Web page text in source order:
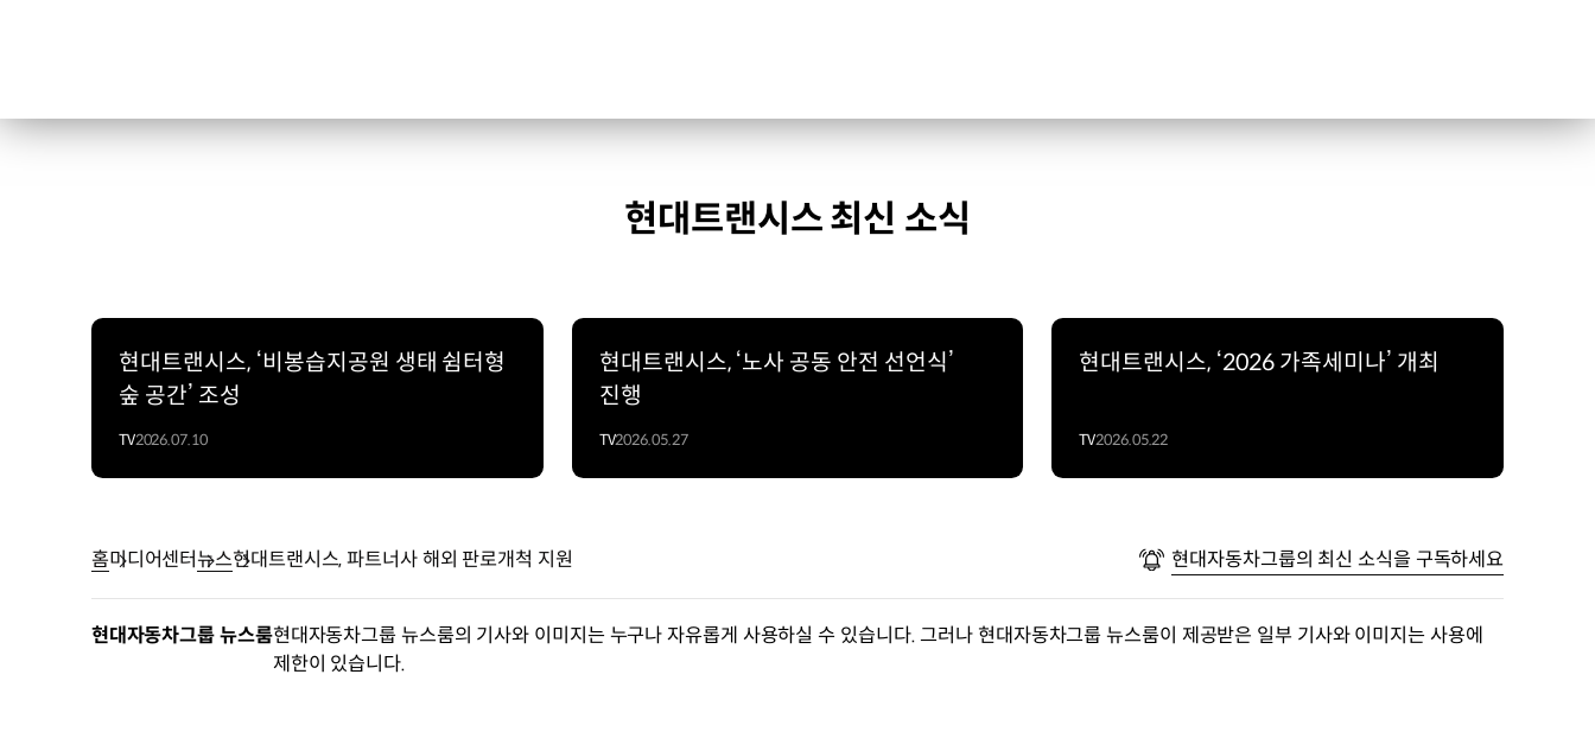
현대트랜시스 최신 소식
현대트랜시스, ‘비봉습지공원 생태 쉼터형
숲 공간’ 조성
TV2026.07.10
현대트랜시스, ‘노사 공동 안전 선언식’
진행
TV2026.05.27
현대트랜시스, ‘2026 가족세미나’ 개최
TV2026.05.22
홈미디어센터뉴스현대트랜시스, 파트너사 해외 판로개척 지원 현대자동차그룹의 최신 소식을 구독하세요
현대자동차그룹 뉴스룸현대자동차그룹 뉴스룸의 기사와 이미지는 누구나 자유롭게 사용하실 수 있습니다. 그러나 현대자동차그룹 뉴스룸이 제공받은 일부 기사와 이미지는 사용에
제한이 있습니다.